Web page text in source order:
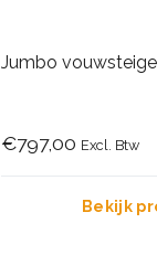
Jumbo
€797,00 Excl. Btw
Bekijk